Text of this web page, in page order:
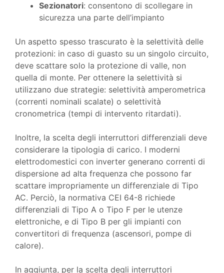
Sezionatori: consentono di scollegare in
sicurezza una parte dell’impianto
Un aspetto spesso trascurato è la selettività delle
protezioni: in caso di guasto su un singolo circuito,
deve scattare solo la protezione di valle, non
quella di monte. Per ottenere la selettività si
utilizzano due strategie: selettività amperometrica
(correnti nominali scalate) o selettività
cronometrica (tempi di intervento ritardati).
Inoltre, la scelta degli interruttori differenziali deve
considerare la tipologia di carico. I moderni
elettrodomestici con inverter generano correnti di
dispersione ad alta frequenza che possono far
scattare impropriamente un differenziale di Tipo
AC. Perciò, la normativa CEI 64-8 richiede
differenziali di Tipo A o Tipo F per le utenze
elettroniche, e di Tipo B per gli impianti con
convertitori di frequenza (ascensori, pompe di
calore).
In aggiunta, per la scelta degli interruttori